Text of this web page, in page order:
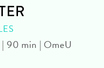
90 min | OmeU